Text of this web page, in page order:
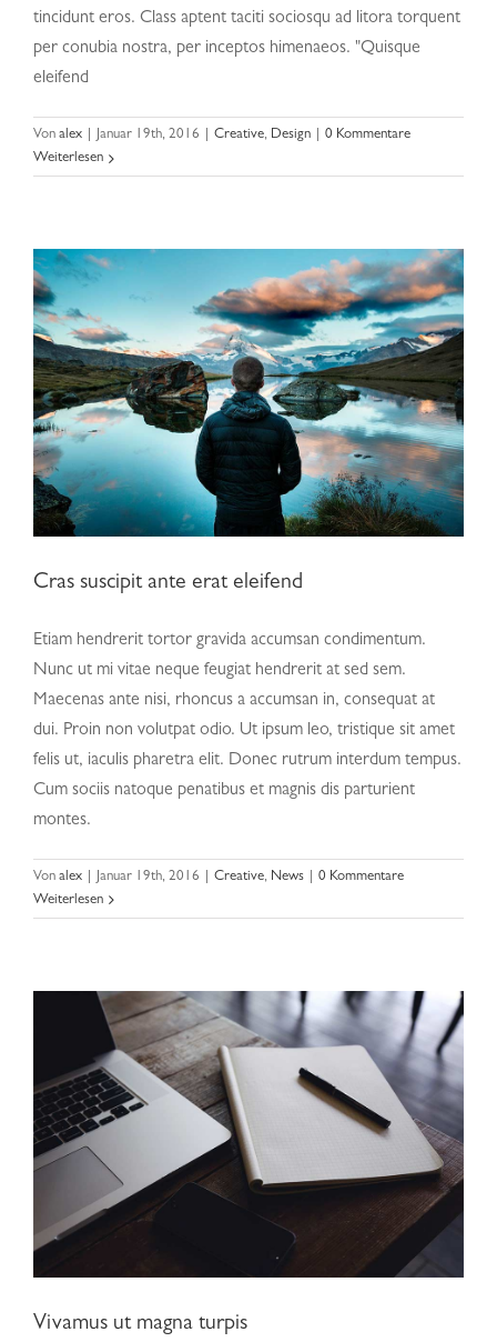
tincidunt eros. Class aptent taciti sociosqu ad litora torquent
per conubia nostra, per inceptos himenaeos. "Quisque
eleifend
Von alex Januar 19th, 2016 Creative, Design
0 Kommentare
Weiterlesen
Cras suscipit ante erat eleifend
Cras suscipit ante erat eleifend
Etiam hendrerit tortor gravida accumsan condimentum.
Nunc ut mi vitae neque feugiat hendrerit at sed sem.
Maecenas ante nisi, rhoncus a accumsan in, consequat at
dui. Proin non volutpat odio. Ut ipsum leo, tristique sit amet
felis ut, iaculis pharetra elit. Donec rutrum interdum tempus.
Cum sociis natoque penatibus et magnis dis parturient
montes.
Von alex Januar 19th, 2016 Creative, News
0 Kommentare
Weiterlesen
Vivamus ut magna turpis
Vivamus ut magna turpis